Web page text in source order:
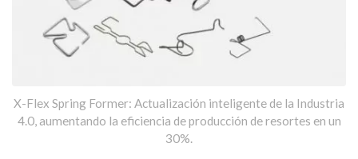
X-Flex Spring Former: Actualización inteligente de la Industria
4.0, aumentando la eficiencia de producción de resortes en un
30%.